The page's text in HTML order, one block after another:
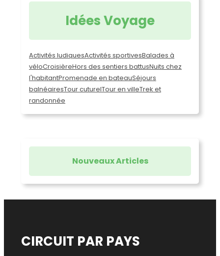
Idées Voyage
Activités ludiquesActivités sportivesBalades à
véloCroisièreHors des sentiers battusNuits chez
l'habitantPromenade en bateauSéjours
balnéairesTour cuturelTour en villeTrek et
randonnée
Nouveaux Articles
CIRCUIT PAR PAYS